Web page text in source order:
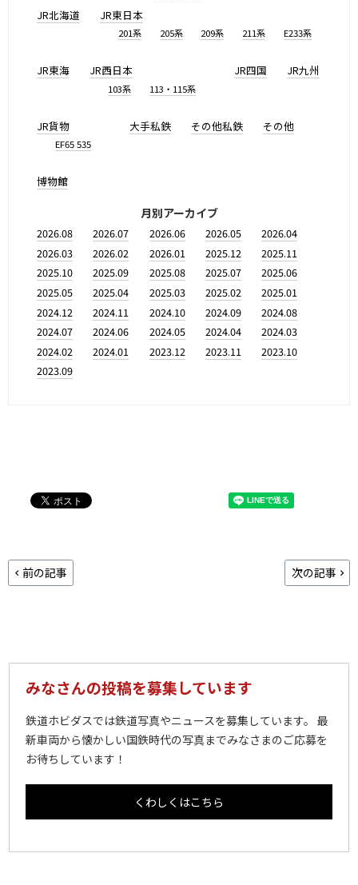
JR北海道 JR東日本
201系 205系 209系 211系 E233系
JR東海 JR西日本
103系 113・115系
JR四国 JR九州
JR貨物
EF65 535
大手私鉄 その他私鉄 その他
博物館
月別アーカイブ
2026.08 2026.07 2026.06 2026.05
2026.04
2026.03
2026.02 2026.01 2025.12
2025.11
2025.10
2025.09 2025.08 2025.07
2025.06
2025.05
2025.04 2025.03 2025.02
2025.01
2024.12
2024.11 2024.10 2024.09
2024.08
2024.07
2024.06 2024.05 2024.04
2024.03
2024.02
2024.01 2023.12 2023.11
2023.10
2023.09
前の記事 次の記事
みなさんの投稿を募集しています
鉄道ホビダスでは鉄道写真やニュースを募集しています。 最
新車両から懐かしい国鉄時代の写真までみなさまのご応募を
お待ちしています！
くわしくはこちら